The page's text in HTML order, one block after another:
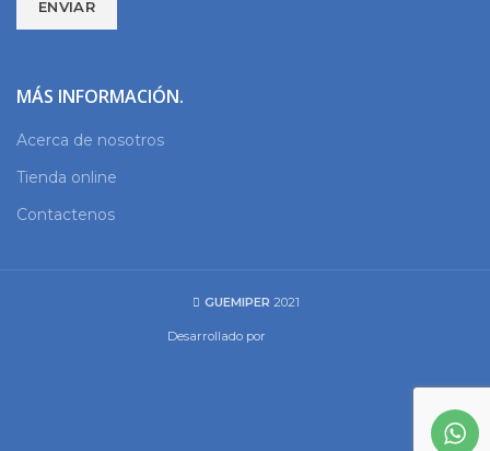
MÁS INFORMACIÓN.
Acerca de nosotros
Tienda online
Contactenos
GUEMIPER 2021
Desarrollado por